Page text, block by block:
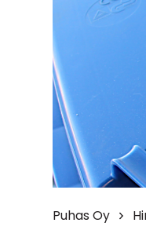
Puhas Oy